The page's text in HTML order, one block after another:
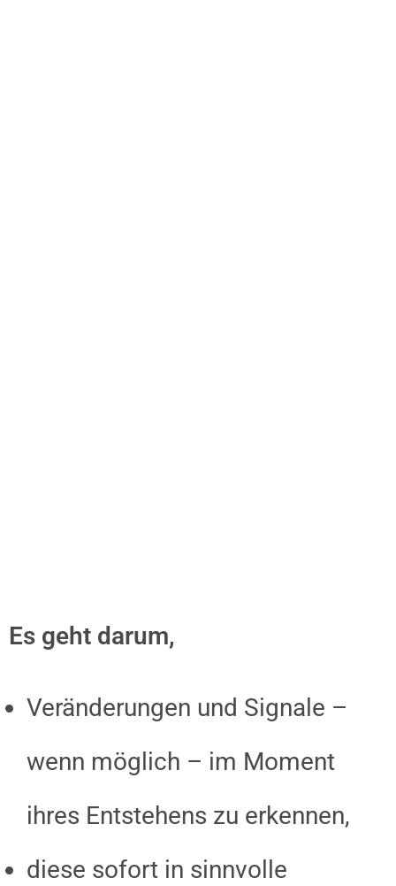
Es geht darum,
Veränderungen und Signale –
wenn möglich – im Moment
ihres Entstehens zu erkennen,
diese sofort in sinnvolle